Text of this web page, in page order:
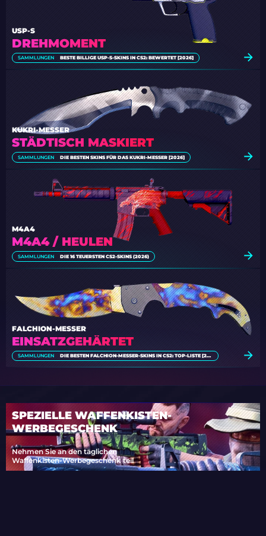
DREHMOMENT
USP-S
SAMMLUNGEN BESTE BILLIGE USP-S-SKINS IN CS2: BEWERTET [2026]
STÄDTISCH MASKIERT
KUKRI-MESSER
SAMMLUNGEN DIE BESTEN SKINS FÜR DAS KUKRI-MESSER [2026]
M4A4 / HEULEN
M4A4
SAMMLUNGEN DIE 16 TEUERSTEN CS2-SKINS (2026)
EINSATZGEHÄRTET
FALCHION-MESSER
SAMMLUNGEN DIE BESTEN FALCHION-MESSER-SKINS IN CS2: TOP-LISTE [2026]
SPEZIELLE WAFFENKISTEN-
WERBEGESCHENK
Nehmen Sie an den täglichen
Waffenkisten-Werbegeschenk teil